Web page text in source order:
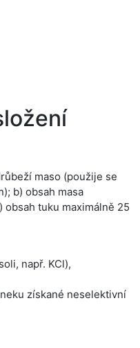
maso (použije se
b) obsah masa
obsah tuku maximálně 25
např. KCl),
získané neselektivní